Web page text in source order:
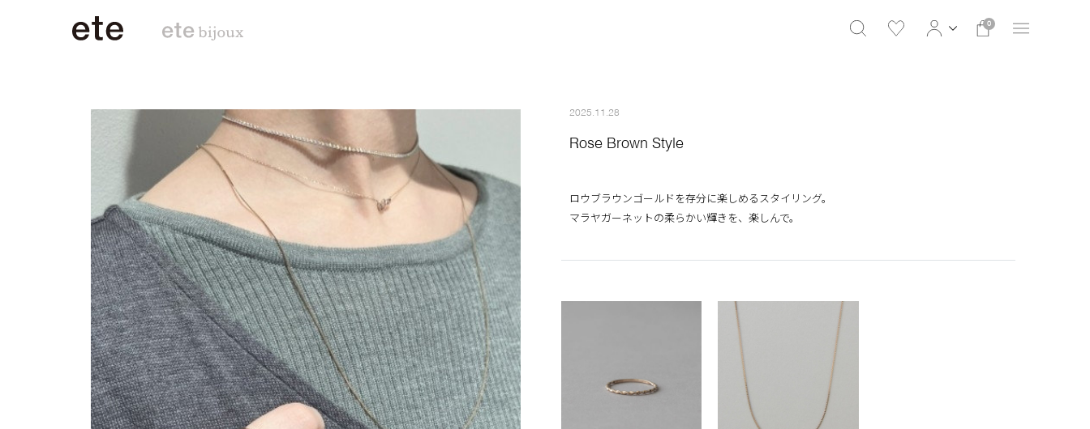
0
2025.11.28
Rose Brown Style
ロウブラウンゴールドを存分に楽しめるスタイリング。
マラヤガーネットの柔らかい輝きを、楽しんで。